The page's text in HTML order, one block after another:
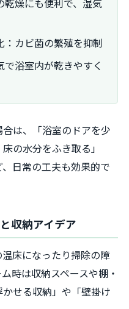
乾燥にも便利で、湿気
カビ菌の繁殖を抑制
浴室内が乾きやすく
は、「浴室のドアを少
の水分をふき取る」
、日常の工夫も効果的で
収納アイデア
床になったり掃除の障
時は収納スペースや棚・
せる収納」や「壁掛け